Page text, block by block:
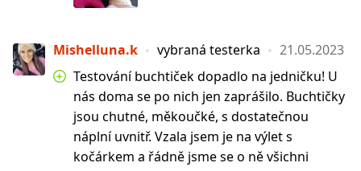
Mishelluna.k vybraná testerka
21.05.2023
Testování buchtiček dopadlo na jedničku! U
nás doma se po nich jen zaprášilo. Buchtičky
jsou chutné, měkoučké, s dostatečnou
náplní uvnitř. Vzala jsem je na výlet s
kočárkem a řádně jsme se o ně všichni